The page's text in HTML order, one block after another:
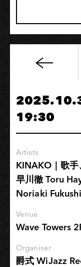
South
of
KMC：
Song
灣
味
Lyric
19:30
Artists
KINAKO｜歌手
早川徹 Toru
Noriaki
Venue
Wave Towers
Organiser
爵式 WiJazz